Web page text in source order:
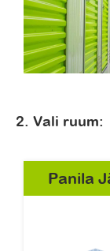
2. Vali ruum:
Panila